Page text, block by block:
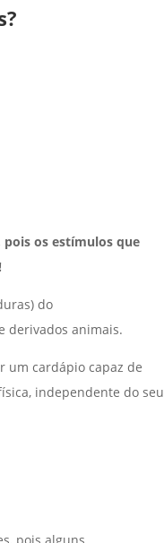
pois os estímulos que
do
derivados animais.
um cardápio capaz de
independente do seu